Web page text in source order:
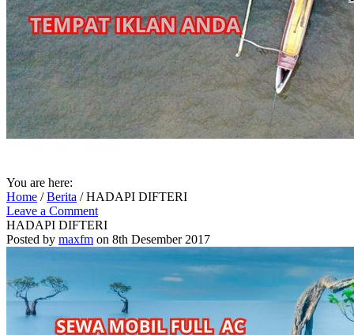
You are here:
Home /Berita /HADAPI DIFTERI
Leave a Comment
HADAPI DIFTERI
Posted by maxfm on 8th Desember 2017